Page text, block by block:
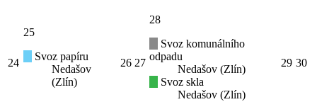
24
25
Svoz papíru
Nedašov
(Zlín)
26 27
28
Svoz komunálního
odpadu
Nedašov (Zlín)
Svoz skla
Nedašov (Zlín)
29 30